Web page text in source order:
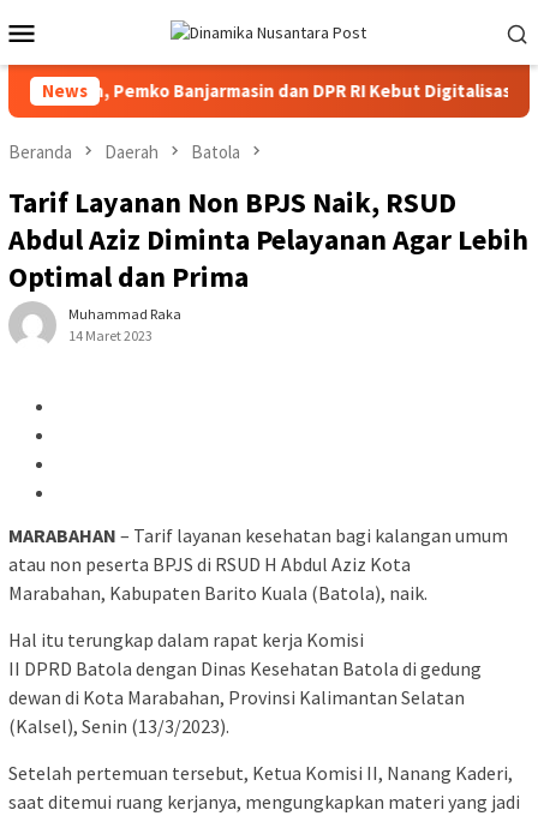
ke
kontenMobile
News
Persen, Pemko Banjarmasin dan DPR RI Kebut Digitalisasi
Beranda Daerah Batola
Tarif Layanan Non BPJS Naik, RSUD
Abdul Aziz Diminta Pelayanan Agar Lebih
Optimal dan Prima
Muhammad Raka
14 Maret 2023
MARABAHAN – Tarif layanan kesehatan bagi kalangan umum
atau non peserta BPJS di RSUD H Abdul Aziz Kota
Marabahan, Kabupaten Barito Kuala (Batola), naik.
Hal itu terungkap dalam rapat kerja Komisi
II DPRD Batola dengan Dinas Kesehatan Batola di gedung
dewan di Kota Marabahan, Provinsi Kalimantan Selatan
(Kalsel), Senin (13/3/2023).
Setelah pertemuan tersebut, Ketua Komisi II, Nanang Kaderi,
saat ditemui ruang kerjanya, mengungkapkan materi yang jadi